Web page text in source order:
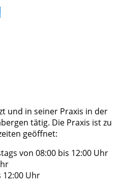
und in seiner Praxis in der
tätig. Die Praxis ist zu
geöffnet:
von 08:00 bis 12:00 Uhr
12:00 Uhr